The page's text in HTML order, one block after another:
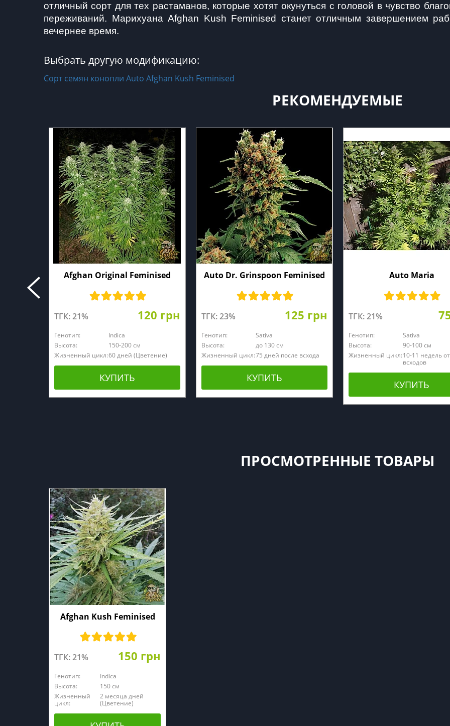
отличный сорт для тех растаманов, которые хотят окунуться с головой в чувство
переживаний. Марихуана Afghan Kush Feminised станет отличным завершением
вечернее время.
Выбрать другую модификацию:
Сорт семян конопли Auto Afghan Kush Feminised
РЕКОМЕНДУЕМЫЕ
Afghan Original Feminised
ТГК: 21% 120 грн
Генотип:
Indica
Высота:
150-200 см
Жизненный цикл:60 дней (Цветение)
КУПИТЬ
Auto Dr. Grinspoon Feminised
ТГК: 23% 125 грн
Генотип:
Sativa
Высота:
до 130 см
Жизненный цикл:75 дней после всхода
КУПИТЬ
Auto Maria
ТГК: 21%
Генотип:
Sativa
Высота:
90-100 см
Жизненный цикл:10-11 недель от
всходов
КУПИТЬ
ПРОСМОТРЕННЫЕ ТОВАРЫ
Afghan Kush Feminised
ТГК: 21% 150 грн
Генотип:
Indica
Высота:
150 см
Жизненный
цикл:
2 месяца дней
(Цветение)